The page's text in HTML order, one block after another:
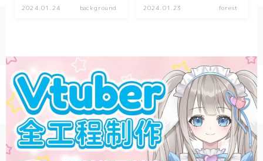
2024.01.24 background 2024.01.23 forest